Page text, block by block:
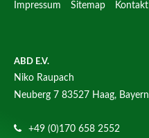
Impressum Sitemap Kontakt
ABD E.V.
Niko Raupach
Neuberg 7 83527 Haag, Bayern
+49 (0)170 658 2552